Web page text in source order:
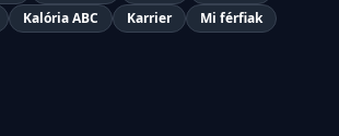
Kalória ABC Karrier Mi férfiak